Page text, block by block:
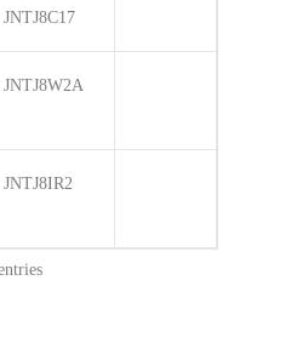
JNTJ8C17
JNTJ8W2A
JNTJ8IR2